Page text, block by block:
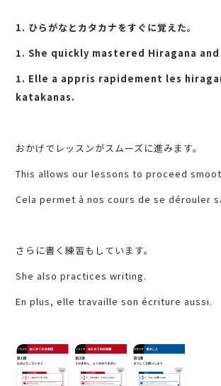
1. ひらがなとカタカナをすぐに覚えた。
1. She quickly mastered Hiragana
1. Elle a appris rapidement les
katakanas.
おかげでレッスンがスムーズに進みます。
This allows our lessons to proceed
Cela permet à nos cours de se dérouler
さらに書く練習もしています。
She also practices writing.
En plus, elle travaille son écriture aussi.